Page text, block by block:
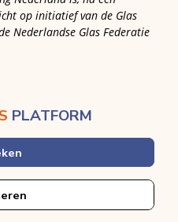
op initiatief van de Glas
Nederlandse Glas Federatie
PLATFORM